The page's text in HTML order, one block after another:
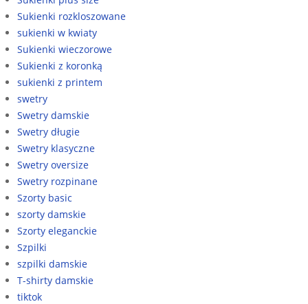
Sukienki rozkloszowane
sukienki w kwiaty
Sukienki wieczorowe
Sukienki z koronką
sukienki z printem
swetry
Swetry damskie
Swetry długie
Swetry klasyczne
Swetry oversize
Swetry rozpinane
Szorty basic
szorty damskie
Szorty eleganckie
Szpilki
szpilki damskie
T-shirty damskie
tiktok